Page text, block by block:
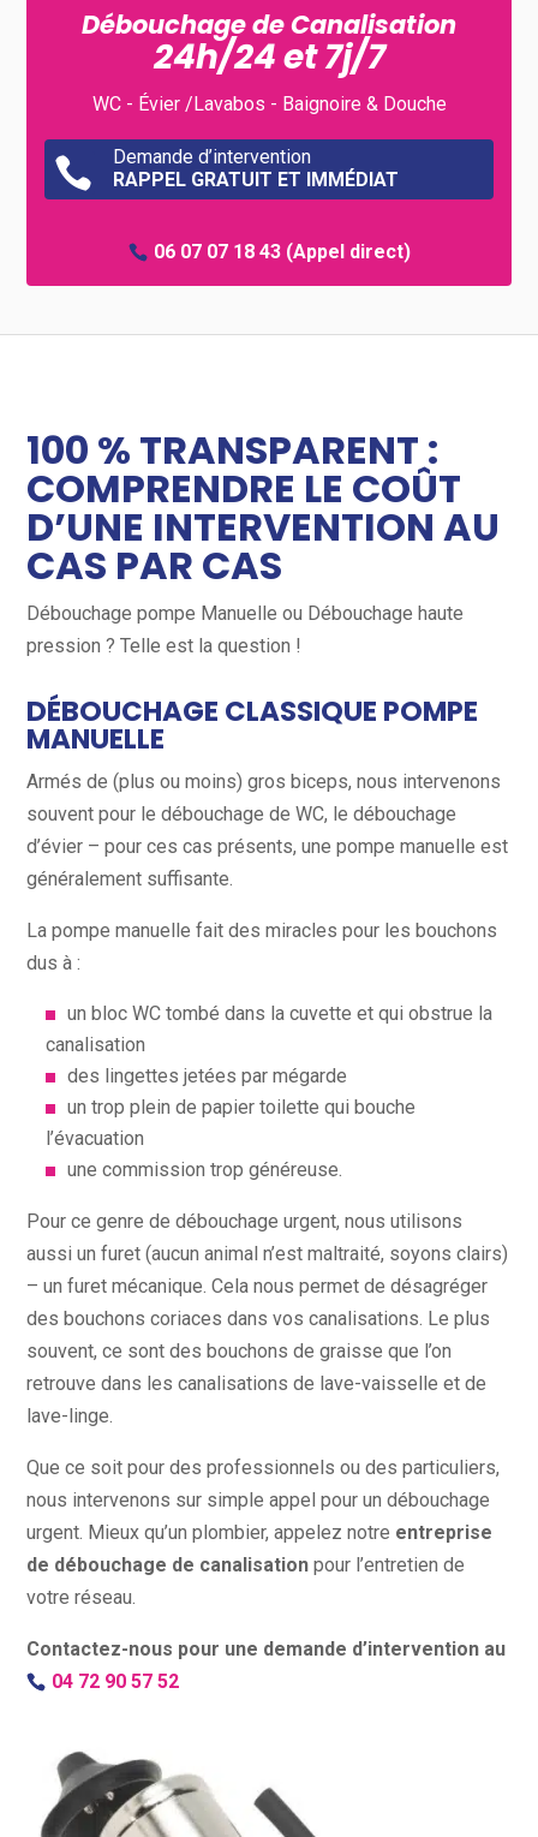
Débouchage de Canalisation
24h/24 et 7j/7
WC - Évier /Lavabos - Baignoire & Douche

Demande d’intervention
RAPPEL GRATUIT ET IMMÉDIAT
06 07 07 18 43(Appel direct)
100 % TRANSPARENT :
COMPRENDRE LE COÛT
D’UNE INTERVENTION AU
CAS PAR CAS
Débouchage pompe Manuelle ou Débouchage haute
pression ? Telle est la question !
DÉBOUCHAGE CLASSIQUE POMPE
MANUELLE
Armés de (plus ou moins) gros biceps, nous intervenons
souvent pour le débouchage de WC, le débouchage
d’évier – pour ces cas présents, une pompe manuelle est
généralement suffisante.
La pompe manuelle fait des miracles pour les bouchons
dus à :
un bloc WC tombé dans la cuvette et qui obstrue la
canalisation
des lingettes jetées par mégarde
un trop plein de papier toilette qui bouche
l’évacuation
une commission trop généreuse.
Pour ce genre de débouchage urgent, nous utilisons
aussi un furet (aucun animal n’est maltraité, soyons clairs)
– un furet mécanique. Cela nous permet de désagréger
des bouchons coriaces dans vos canalisations. Le plus
souvent, ce sont des bouchons de graisse que l’on
retrouve dans les canalisations de lave-vaisselle et de
lave-linge.
Que ce soit pour des professionnels ou des particuliers,
nous intervenons sur simple appel pour un débouchage
urgent. Mieux qu’un plombier, appelez notre entreprise
de débouchage de canalisation pour l’entretien de
votre réseau.
Contactez-nous pour une demande d’intervention au
04 72 90 57 52